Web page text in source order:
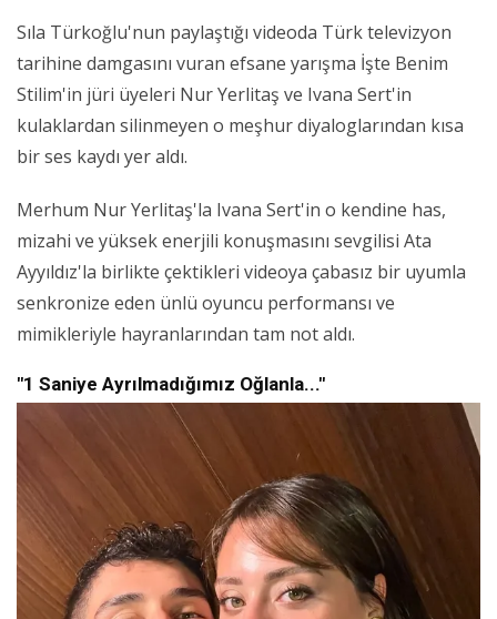
Sıla Türkoğlu'nun paylaştığı videoda Türk televizyon
tarihine damgasını vuran efsane yarışma İşte Benim
Stilim'in jüri üyeleri Nur Yerlitaş ve Ivana Sert'in
kulaklardan silinmeyen o meşhur diyaloglarından kısa
bir ses kaydı yer aldı.
Merhum Nur Yerlitaş'la Ivana Sert'in o kendine has,
mizahi ve yüksek enerjili konuşmasını sevgilisi Ata
Ayyıldız'la birlikte çektikleri videoya çabasız bir uyumla
senkronize eden ünlü oyuncu performansı ve
mimikleriyle hayranlarından tam not aldı.
"1 Saniye Ayrılmadığımız Oğlanla..."